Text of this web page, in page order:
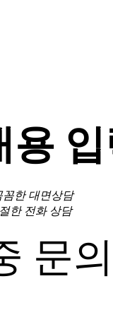
용
꼼한 대면상담
한 전화 상담
문